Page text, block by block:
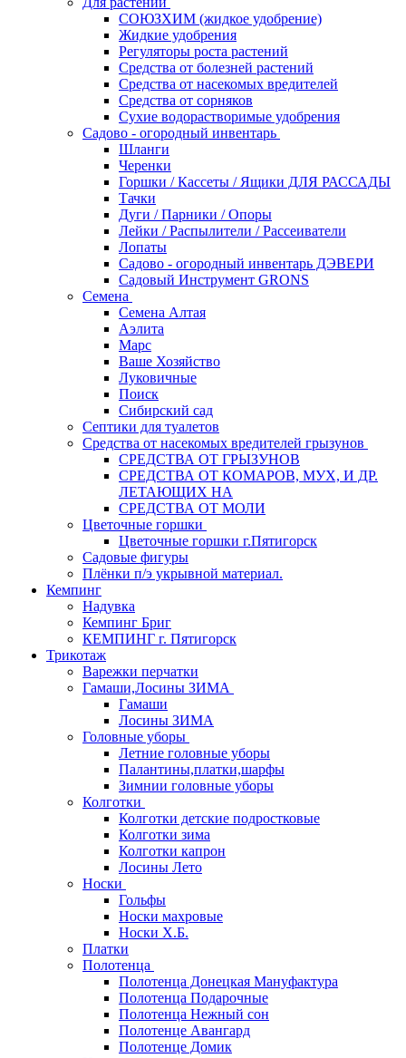
СОЮЗХИМ (жидкое удобрение)
Жидкие удобрения
Регуляторы роста растений
Средства от болезней растений
Средства от насекомых вредителей
Средства от сорняков
Сухие водорастворимые удобрения
Садово - огородный инвентарь
Шланги
Черенки
Горшки / Кассеты / Ящики ДЛЯ РАССАДЫ
Тачки
Дуги / Парники / Опоры
Лейки / Распылители / Рассеиватели
Лопаты
Садово - огородный инвентарь ДЭВЕРИ
Садовый Инструмент GRONS
Семена
Семена Алтая
Аэлита
Марс
Ваше Хозяйство
Луковичные
Поиск
Сибирский сад
Септики для туалетов
Средства от насекомых вредителей грызунов
СPEДСТВА ОТ ГРЫЗУНОВ
СРЕДСТВА ОТ КОМАРОВ, МУХ, И ДР.
ЛЕТАЮЩИХ НА
СРЕДСТВА ОТ МОЛИ
Цветочные горшки
Цветочные горшки г.Пятигорск
Садовые фигуры
Плёнки п/э укрывной материал.
Кемпинг
Надувка
Кемпинг Бриг
КЕМПИНГ г. Пятигорск
Трикотаж
Варежки перчатки
Гамаши,Лосины ЗИМА
Гамаши
Лосины ЗИМА
Головные уборы
Летние головные уборы
Палантины,платки,шарфы
Зимнии головные уборы
Колготки
Колготки детские подростковые
Колготки зима
Колготки капрон
Лосины Лето
Носки
Гольфы
Носки махровые
Носки Х.Б.
Платки
Полотенца
Полотенца Донецкая Мануфактура
Полотенца Подарочные
Полотенца Нежный сон
Полотенце Авангард
Полотенце Домик